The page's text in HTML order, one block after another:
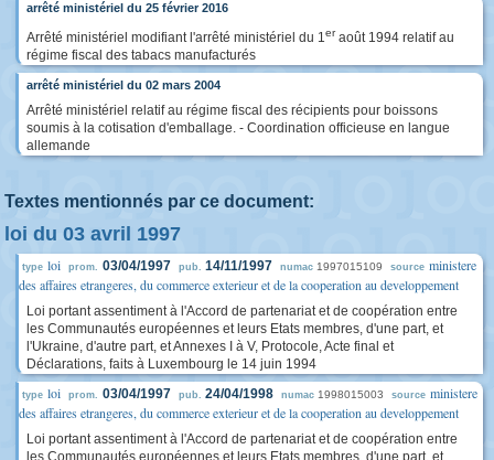
arrêté ministériel du 25 février 2016
Arrêté ministériel modifiant l'arrêté ministériel du 1er août 1994 relatif au
régime fiscal des tabacs manufacturés
arrêté ministériel du 02 mars 2004
Arrêté ministériel relatif au régime fiscal des récipients pour boissons
soumis à la cotisation d'emballage. - Coordination officieuse en langue
allemande
Textes mentionnés par ce document:
loi du 03 avril 1997
type loi prom. 03/04/1997 pub. 14/11/1997 numac 1997015109 source ministere
des affaires etrangeres, du commerce exterieur et de la cooperation au developpement
Loi portant assentiment à l'Accord de partenariat et de coopération entre
les Communautés européennes et leurs Etats membres, d'une part, et
l'Ukraine, d'autre part, et Annexes I à V, Protocole, Acte final et
Déclarations, faits à Luxembourg le 14 juin 1994
type loi prom. 03/04/1997 pub. 24/04/1998 numac 1998015003 source ministere
des affaires etrangeres, du commerce exterieur et de la cooperation au developpement
Loi portant assentiment à l'Accord de partenariat et de coopération entre